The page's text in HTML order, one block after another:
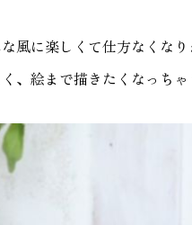
風に楽しくて仕方なくなり
、絵まで描きたくなっちゃ